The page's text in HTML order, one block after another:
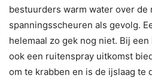
bestuurders warm water over de
spanningsscheuren als gevolg.
helemaal zo gek nog niet. Bij
ook een ruitenspray uitkomst
om te krabben en is de ijslaag te